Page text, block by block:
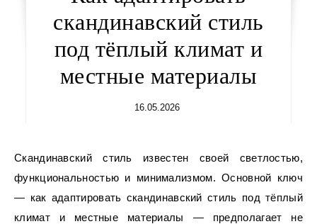
скандинавский стиль
под тёплый климат и
местные материалы
16.05.2026
Скандинавский стиль известен своей светлостью,
функциональностью и минимализмом. Основной ключ
— как адаптировать скандинавский стиль под тёплый
климат и местные материалы — предполагает не